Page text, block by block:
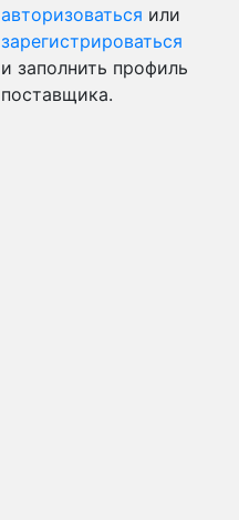
авторизоваться или
зарегистрироваться
и заполнить профиль
поставщика.